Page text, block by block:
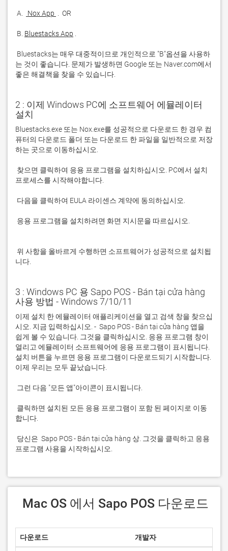
A. Nox App
B. Bluestacks App
는 것이 좋습니다. 문제가 발생하면 Google 또는 Naver.com에서
좋은 해결책을 찾을 수 있습니다.
2 : 이제 Windows PC에 소프트웨어 에뮬레이터
설치
Bluestacks.exe 또는 Nox.exe를 성공적으로 다운로드 한 경우 컴
퓨터의 다운로드 폴더 또는 다운로드 한 파일을 일반적으로 저장
니다.
3 : Windows PC 용 Sapo POS - Bán tại cửa hàng
사용 방법 - Windows 7/10/11
이제 설치 한 에뮬레이터 애플리케이션을 열고 검색 창을 찾으십
시오. 지금 입력하십시오. -  Sapo POS - Bán tại cửa hàng 앱을
쉽게 볼 수 있습니다. 그것을 클릭하십시오. 응용 프로그램 창이
열리고 에뮬레이터 소프트웨어에 응용 프로그램이 표시됩니다.
설치 버튼을 누르면 응용 프로그램이 다운로드되기 시작합니다.
프로그램 사용을 시작하십시오.
Mac OS 에서 Sapo POS 다운로드
다운로드 개발자